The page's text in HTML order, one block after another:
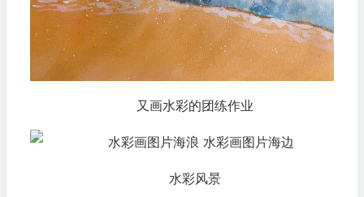
又画水彩的团练作业
水彩风景